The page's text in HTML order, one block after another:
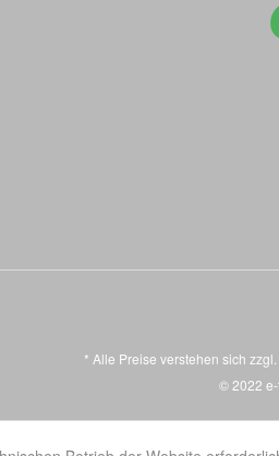
* Alle Preise verstehen sich
© 2022